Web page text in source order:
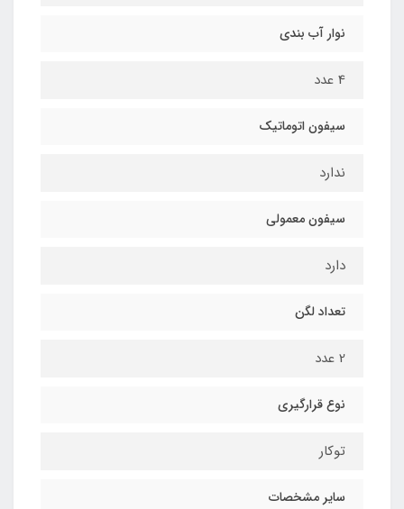
نوار آب بندی
4 عدد
سیفون اتوماتیک
ندارد
سیفون معمولی
دارد
تعداد لگن
2 عدد
نوع قرارگیری
توکار
سایر مشخصات